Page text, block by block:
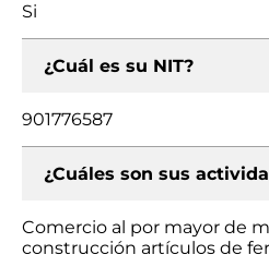
Si
¿Cuál es su NIT?
901776587
¿Cuáles son sus
Comercio al por mayor de
construcción artículos de